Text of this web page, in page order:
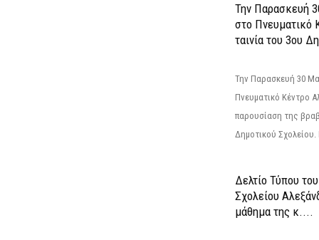
Την Παρασκευή
στο Πνευματικό
ταινία του 3ου
Την Παρασκευή 30
Πνευματικό Κέντρο
παρουσίαση της
Δημοτικού Σχολείου.
Δελτίο Τύπου
Σχολείου
μάθημα της κ....